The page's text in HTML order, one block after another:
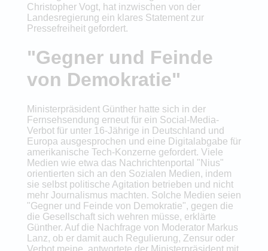
Christopher Vogt, hat inzwischen von der
Landesregierung ein klares Statement zur
Pressefreiheit gefordert.
"Gegner und Feinde
von Demokratie"
Ministerpräsident Günther hatte sich in der
Fernsehsendung erneut für ein Social-Media-
Verbot für unter 16-Jährige in Deutschland und
Europa ausgesprochen und eine Digitalabgabe für
amerikanische Tech-Konzerne gefordert. Viele
Medien wie etwa das Nachrichtenportal "Nius"
orientierten sich an den Sozialen Medien, indem
sie selbst politische Agitation betrieben und nicht
mehr Journalismus machten. Solche Medien seien
"Gegner und Feinde von Demokratie", gegen die
die Gesellschaft sich wehren müsse, erklärte
Günther. Auf die Nachfrage von Moderator Markus
Lanz, ob er damit auch Regulierung, Zensur oder
Verbot meine, antwortete der Ministerpräsident mit